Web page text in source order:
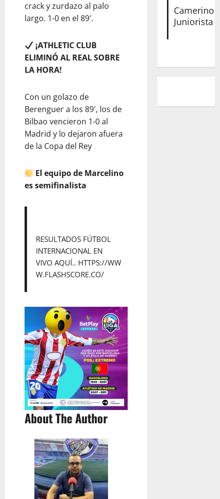
crack y zurdazo al palo
largo. 1-0 en el 89′.
¡ATHLETIC CLUB
ELIMINÓ AL REAL SOBRE
LA HORA!
Con un golazo de
Berenguer a los 89′, los de
Bilbao vencieron 1-0 al
Madrid y lo dejaron afuera
de la Copa del Rey
El equipo de Marcelino
es semifinalista
RESULTADOS FÚTBOL
INTERNACIONAL EN
VIVO AQUÍ.. HTTPS://WW
W.FLASHSCORE.CO/
About The Author
Camerino
Juniorista